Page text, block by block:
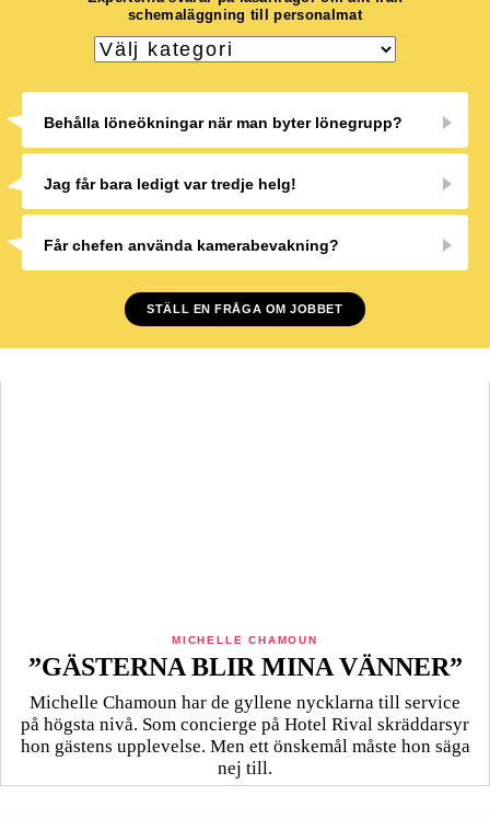
schemaläggning till personalmat
Behålla löneökningar när man byter lönegrupp?
Jag får bara ledigt var tredje helg!
Får chefen använda kamerabevakning?
STÄLL EN FRÅGA OM JOBBET
MICHELLE CHAMOUN
”GÄSTERNA BLIR MINA VÄNNER”
Michelle Chamoun har de gyllene nycklarna till service
på högsta nivå. Som concierge på Hotel Rival skräddarsyr
hon gästens upp­levelse. Men ett önskemål måste hon säga
nej till.